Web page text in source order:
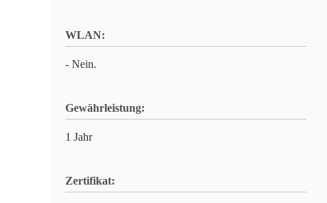
WLAN:
- Nein.
Gewährleistung:
1 Jahr
Zertifikat: